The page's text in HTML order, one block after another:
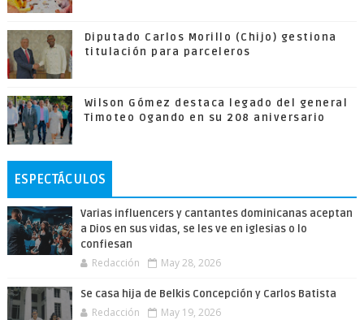
Diputado Carlos Morillo (Chijo) gestiona
titulación para parceleros
Wilson Gómez destaca legado del general
Timoteo Ogando en su 208 aniversario
ESPECTÁCULOS
Varias influencers y cantantes dominicanas aceptan
a Dios en sus vidas, se les ve en iglesias o lo
confiesan
Redacción May 28, 2026
Se casa hija de Belkis Concepción y Carlos Batista
Redacción May 19, 2026